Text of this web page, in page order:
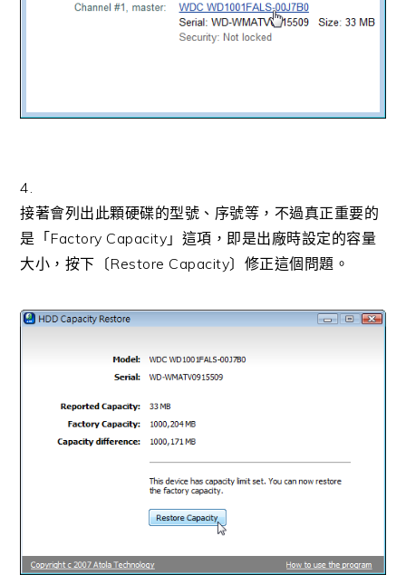
4.
接著會列出此顆硬碟的型號、序號等，不過真正重要的
是「Factory Capacity」這項，即是出廠時設定的容量
大小，按下〔Restore Capacity〕修正這個問題。